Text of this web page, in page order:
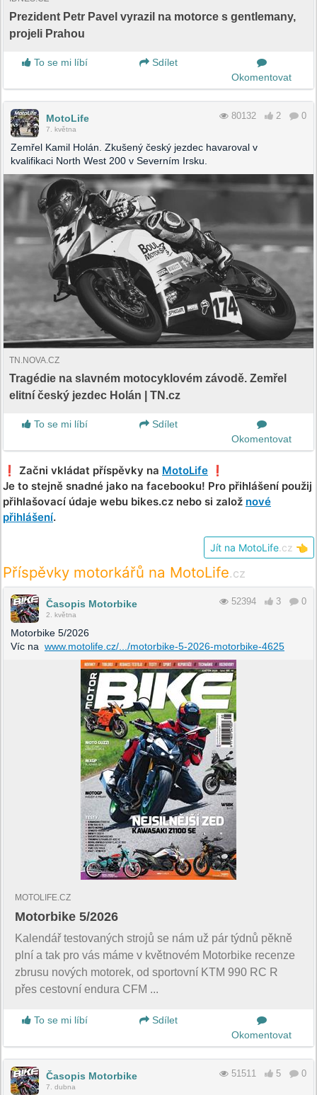
Prezident Petr Pavel vyrazil na motorce s gentlemany,
projeli Prahou
To se mi líbí
Sdílet
Okomentovat
MotoLife
7. května
80132 2 0
Zemřel Kamil Holán. Zkušený český jezdec havaroval v
kvalifikaci North West 200 v Severním Irsku.
TN.NOVA.CZ
Tragédie na slavném motocyklovém závodě. Zemřel
elitní český jezdec Holán | TN.cz
To se mi líbí
Sdílet
Okomentovat
❗️ Začni vkládat příspěvky na MotoLife ❗️
Je to stejně snadné jako na facebooku! Pro přihlášení použij
přihlašovací údaje webu bikes.cz nebo si založ nové
přihlášení.
Jít na MotoLife .cz 👈
Příspěvky motorkářů na MotoLife.cz
Časopis Motorbike
2. května
52394 3 0
Motorbike 5/2026
Víc na www.motolife.cz/.../motorbike-5-2026-motorbike-4625
MOTOLIFE.CZ
Motorbike 5/2026
Kalendář testovaných strojů se nám už pár týdnů pěkně
plní a tak pro vás máme v květnovém Motorbike recenze
zbrusu nových motorek, od sportovní KTM 990 RC R
přes cestovní endura CFM ...
To se mi líbí
Sdílet
Okomentovat
Časopis Motorbike
7. dubna
51511 5 0